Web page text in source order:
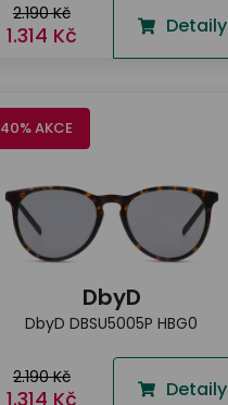
2.190 Kč
1.314 Kč Detaily
40% AKCE
DbyD
DbyD DBSU5005P HBG0
2.190 Kč
1.314 Kč Detaily